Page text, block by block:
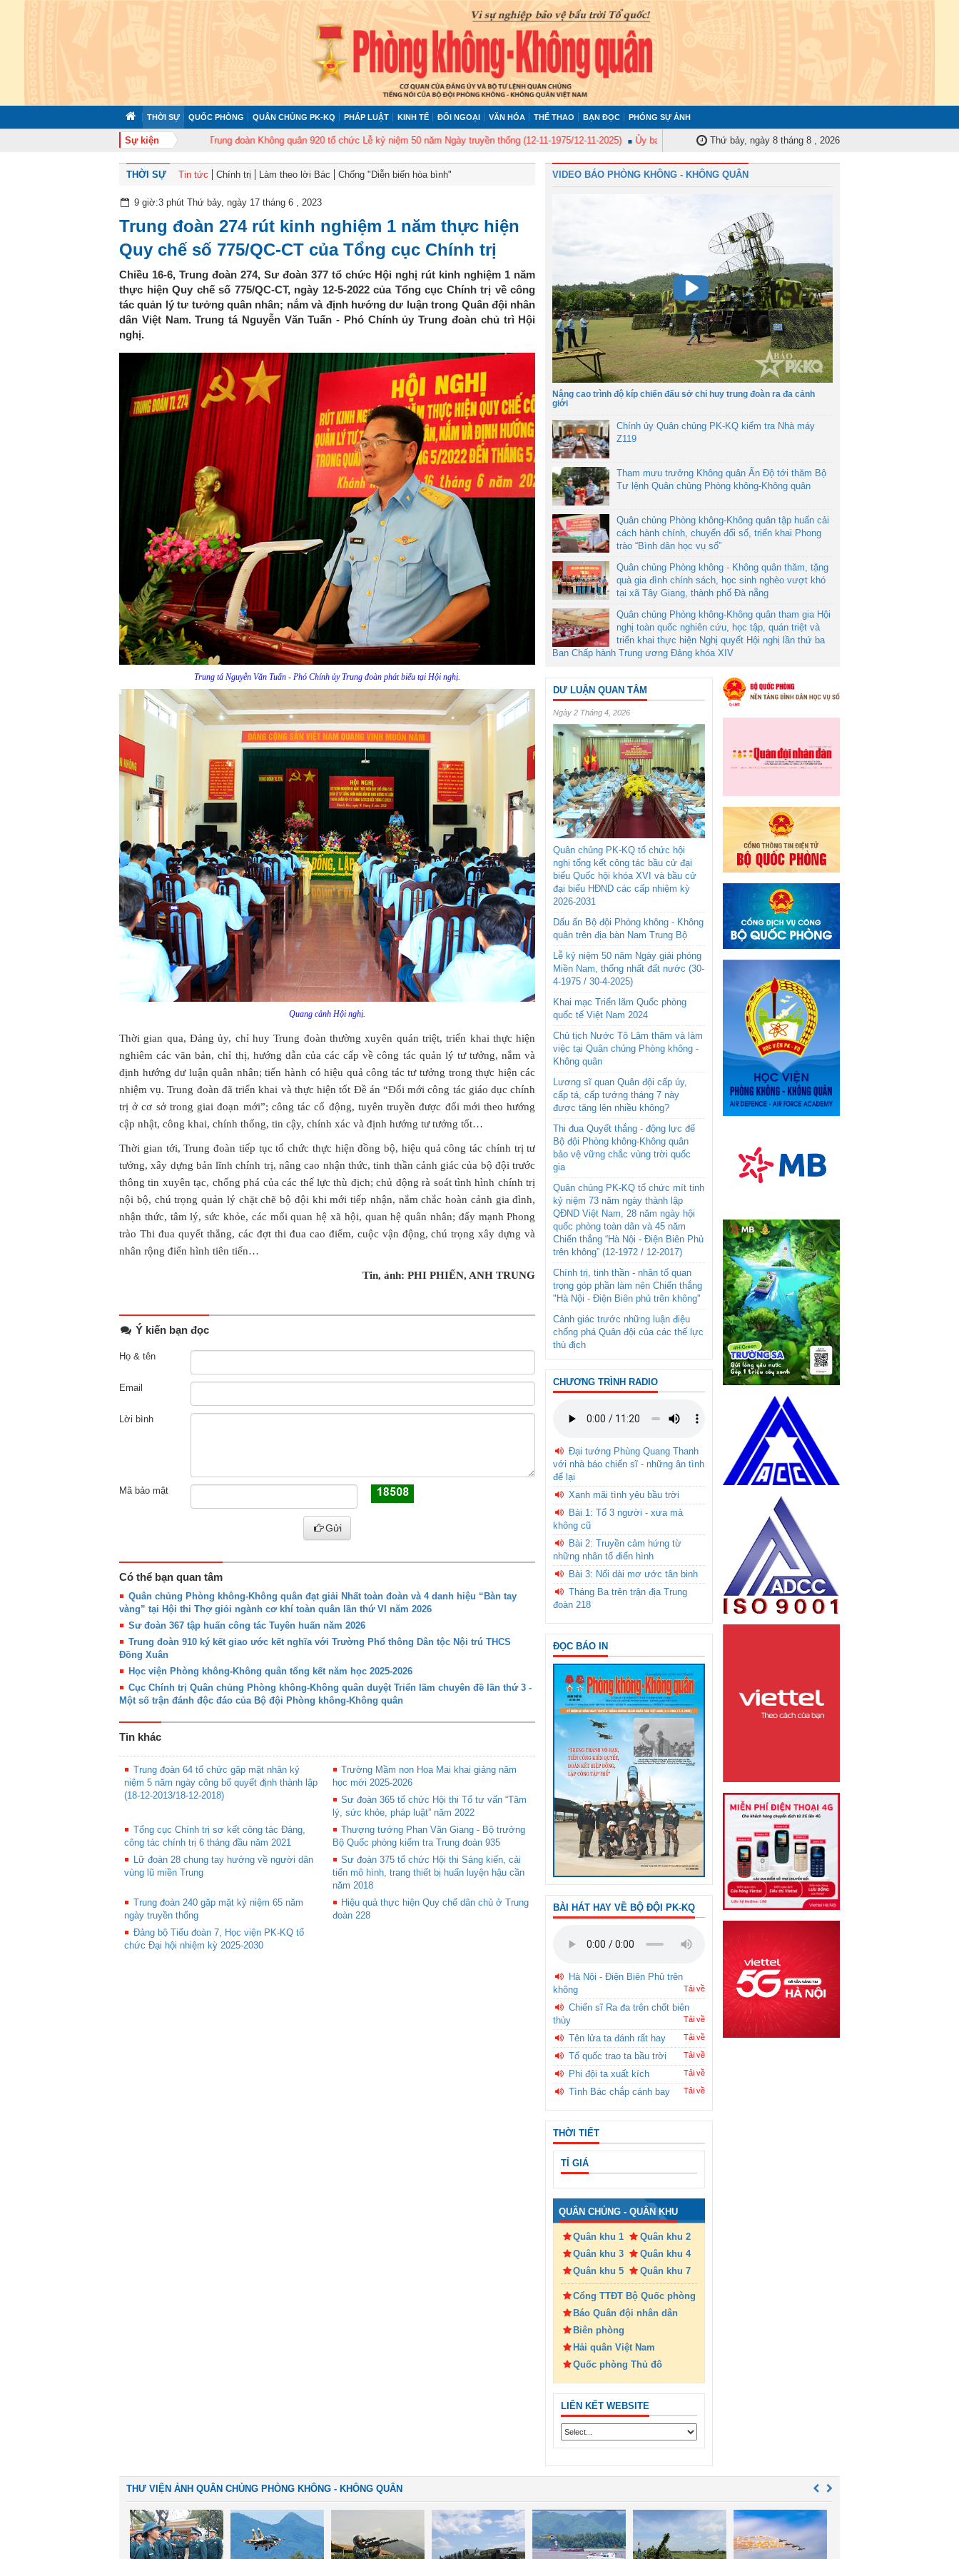
THỜI SỰ QUỐC PHÒNG QUÂN CHỦNG PK-KQ PHÁP LUẬT KINH TẾ ĐỐI NGOẠI VĂN HÓA THỂ THAO BẠN ĐỌC PHÓNG SỰ ẢNH
Sự kiện
tổ chức tập huấn cán bộ năm 2026 Trung đoàn Không quân 920 tổ chức Lễ kỷ niệm 50 năm Ngày truyền thống (12-11-1975/12-11-2025) Ủy ban Kiểm tra Quân ủy Trung ương tập huấn nghiệp vụ công tác kiểm tra, giám
Thứ bảy, ngày 8 tháng 8 , 2026
THỜI SỰ Tin tức Chính trị Làm theo lời Bác Chống "Diễn biến hòa bình"
9 giờ:3 phút Thứ bảy, ngày 17 tháng 6 , 2023
Trung đoàn 274 rút kinh nghiệm 1 năm thực hiện
Quy chế số 775/QC-CT của Tổng cục Chính trị
Chiều 16-6, Trung đoàn 274, Sư đoàn 377 tổ chức Hội nghị rút kinh nghiệm 1 năm
thực hiện Quy chế số 775/QC-CT, ngày 12-5-2022 của Tổng cục Chính trị về công
tác quản lý tư tưởng quân nhân; nắm và định hướng dư luận trong Quân đội nhân
dân Việt Nam. Trung tá Nguyễn Văn Tuấn - Phó Chính ủy Trung đoàn chủ trì Hội
nghị.
Trung tá Nguyễn Văn Tuấn - Phó Chính ủy Trung đoàn phát biểu tại Hội nghị.
Quang cảnh Hội nghị.
Thời gian qua, Đảng ủy, chỉ huy Trung đoàn thường xuyên quán triệt, triển khai thực hiện
nghiêm các văn bản, chỉ thị, hướng dẫn của các cấp về công tác quản lý tư tưởng, nắm và
định hướng dư luận quân nhân; tiến hành có hiệu quả công tác tư tưởng trong thực hiện các
nhiệm vụ. Trung đoàn đã triển khai và thực hiện tốt Đề án “Đổi mới công tác giáo dục chính
trị ở cơ sở trong giai đoạn mới”; công tác cổ động, tuyên truyền được đổi mới theo hướng
cập nhật, công khai, chính thống, tin cậy, chính xác và định hướng tư tưởng tốt…
Thời gian tới, Trung đoàn tiếp tục tổ chức thực hiện đồng bộ, hiệu quả công tác chính trị tư
tưởng, xây dựng bản lĩnh chính trị, nâng cao nhận thức, tinh thần cảnh giác của bộ đội trước
thông tin xuyên tạc, chống phá của các thế lực thù địch; chủ động rà soát tình hình chính trị
nội bộ, chú trọng quản lý chặt chẽ bộ đội khi mới tiếp nhận, nắm chắc hoàn cảnh gia đình,
nhận thức, tâm lý, sức khỏe, các mối quan hệ xã hội, quan hệ quân nhân; đẩy mạnh Phong
trào Thi đua quyết thắng, các đợt thi đua cao điểm, cuộc vận động, chú trọng xây dựng và
nhân rộng điển hình tiên tiến…
Tin, ảnh: PHI PHIẾN, ANH TRUNG
Ý kiến bạn đọc
Họ & tên
Email
Lời bình
Mã bảo mật
Gửi
Có thể bạn quan tâm
Quân chủng Phòng không-Không quân đạt giải Nhất toàn đoàn và 4 danh hiệu “Bàn tay
vàng” tại Hội thi Thợ giỏi ngành cơ khí toàn quân lần thứ VI năm 2026
Sư đoàn 367 tập huấn công tác Tuyên huấn năm 2026
Trung đoàn 910 ký kết giao ước kết nghĩa với Trường Phổ thông Dân tộc Nội trú THCS
Đồng Xuân
Học viện Phòng không-Không quân tổng kết năm học 2025-2026
Cục Chính trị Quân chủng Phòng không-Không quân duyệt Triển lãm chuyên đề lần thứ 3 -
Một số trận đánh độc đáo của Bộ đội Phòng không-Không quân
Tin khác
Trung đoàn 64 tổ chức gặp mặt nhân kỷ
niệm 5 năm ngày công bố quyết định thành lập
(18-12-2013/18-12-2018)
Trường Mầm non Hoa Mai khai giảng năm
học mới 2025-2026
Sư đoàn 365 tổ chức Hội thi Tổ tư vấn “Tâm
lý, sức khỏe, pháp luật” năm 2022
Tổng cục Chính trị sơ kết công tác Đảng,
công tác chính trị 6 tháng đầu năm 2021
Thượng tướng Phan Văn Giang - Bộ trưởng
Bộ Quốc phòng kiểm tra Trung đoàn 935
Lữ đoàn 28 chung tay hướng về người dân
vùng lũ miền Trung
Sư đoàn 375 tổ chức Hội thi Sáng kiến, cải
tiến mô hình, trang thiết bị huấn luyện hậu cần
năm 2018
Trung đoàn 240 gặp mặt kỷ niệm 65 năm
ngày truyền thống
Hiệu quả thực hiện Quy chế dân chủ ở Trung
đoàn 228
Đảng bộ Tiểu đoàn 7, Học viện PK-KQ tổ
chức Đại hội nhiệm kỳ 2025-2030
VIDEO BÁO PHÒNG KHÔNG - KHÔNG QUÂN
Nâng cao trình độ kíp chiến đấu sở chỉ huy trung đoàn ra đa cảnh
giới
Chính ủy Quân chủng PK-KQ kiểm tra Nhà máy
Z119
Tham mưu trưởng Không quân Ấn Độ tới thăm Bộ
Tư lệnh Quân chủng Phòng không-Không quân
Quân chủng Phòng không-Không quân tập huấn cải
cách hành chính, chuyển đổi số, triển khai Phong
trào “Bình dân học vụ số”
Quân chủng Phòng không - Không quân thăm, tặng
quà gia đình chính sách, học sinh nghèo vượt khó
tại xã Tây Giang, thành phố Đà nẵng
Quân chủng Phòng không-Không quân tham gia Hội
nghị toàn quốc nghiên cứu, học tập, quán triệt và
triển khai thực hiện Nghị quyết Hội nghị lần thứ ba
Ban Chấp hành Trung ương Đảng khóa XIV
DƯ LUẬN QUAN TÂM
Ngày 2 Tháng 4, 2026
Quân chủng PK-KQ tổ chức hội
nghị tổng kết công tác bầu cử đại
biểu Quốc hội khóa XVI và bầu cử
đại biểu HĐND các cấp nhiệm kỳ
2026-2031
Dấu ấn Bộ đội Phòng không - Không
quân trên địa bàn Nam Trung Bộ
Lễ kỷ niệm 50 năm Ngày giải phóng
Miền Nam, thống nhất đất nước (30-
4-1975 / 30-4-2025)
Khai mạc Triển lãm Quốc phòng
quốc tế Việt Nam 2024
Chủ tịch Nước Tô Lâm thăm và làm
việc tại Quân chủng Phòng không -
Không quân
Lương sĩ quan Quân đội cấp úy,
cấp tá, cấp tướng tháng 7 này
được tăng lên nhiều không?
Thi đua Quyết thắng - động lực để
Bộ đội Phòng không-Không quân
bảo vệ vững chắc vùng trời quốc
gia
Quân chủng PK-KQ tổ chức mít tinh
kỷ niệm 73 năm ngày thành lập
QĐND Việt Nam, 28 năm ngày hội
quốc phòng toàn dân và 45 năm
Chiến thắng “Hà Nội - Điện Biên Phủ
trên không” (12-1972 / 12-2017)
Chính trị, tinh thần - nhân tố quan
trọng góp phần làm nên Chiến thắng
"Hà Nội - Điện Biên phủ trên không"
Cảnh giác trước những luận điệu
chống phá Quân đội của các thế lực
thù địch
CHƯƠNG TRÌNH RADIO
Đại tướng Phùng Quang Thanh
với nhà báo chiến sĩ - những ân tình
để lại
Xanh mãi tình yêu bầu trời
Bài 1: Tổ 3 người - xưa mà
không cũ
Bài 2: Truyền cảm hứng từ
những nhân tố điển hình
Bài 3: Nối dài mơ ước tân binh
Tháng Ba trên trận địa Trung
đoàn 218
ĐỌC BÁO IN
BÀI HÁT HAY VỀ BỘ ĐỘI PK-KQ
Hà Nội - Điện Biên Phủ trên
không
Tải về
Chiến sĩ Ra đa trên chốt biên
thùy
Tải về
Tên lửa ta đánh rất hay Tải về
Tổ quốc trao ta bầu trời Tải về
Phi đội ta xuất kích Tải về
Tình Bác chắp cánh bay Tải về
THỜI TIẾT
TỈ GIÁ
QUÂN CHỦNG - QUÂN KHU
Quân khu 1
Quân khu 2
Quân khu 3
Quân khu 4
Quân khu 5
Quân khu 7
Cổng TTĐT Bộ Quốc phòng
Báo Quân đội nhân dân
Biên phòng
Hải quân Việt Nam
Quốc phòng Thủ đô
LIÊN KẾT WEBSITE
THƯ VIỆN ẢNH QUÂN CHỦNG PHÒNG KHÔNG - KHÔNG QUÂN